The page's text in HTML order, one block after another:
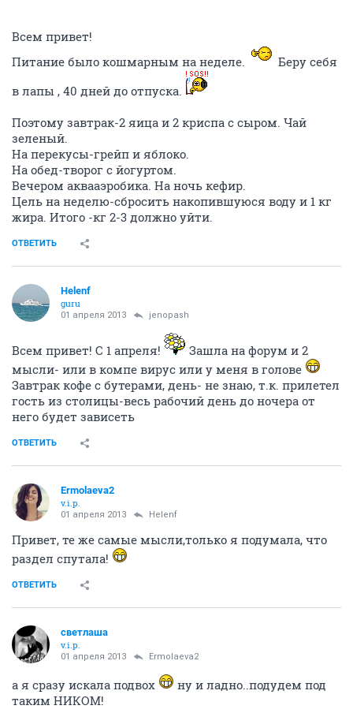
Всем привет!
Питание было кошмарным на неделе.
Беру себя
в лапы , 40 дней до отпуска.
Поэтому завтрак-2 яица и 2 криспа с сыром. Чай
зеленый.
На перекусы-грейп и яблоко.
На обед-творог с йогуртом.
Вечером аквааэробика. На ночь кефир.
Цель на неделю-сбросить накопившуюся воду и 1 кг
жира. Итого -кг 2-3 должно уйти.
ОТВЕТИТЬ
Helenf
guru
01 апреля 2013 jenopash
Всем привет! С 1 апреля!
Зашла на форум и 2
мысли- или в компе вирус или у меня в голове
Завтрак кофе с бутерами, день- не знаю, т.к. прилетел
гость из столицы-весь рабочий день до ночера от
него будет зависеть
ОТВЕТИТЬ
Ermolaeva2
v.i.p.
01 апреля 2013 Helenf
Привет, те же самые мысли,только я подумала, что
раздел спутала!
ОТВЕТИТЬ
светлаша
v.i.p.
01 апреля 2013 Ermolaeva2
а я сразу искала подвох
ну и ладно..подудем под
таким НИКОМ!